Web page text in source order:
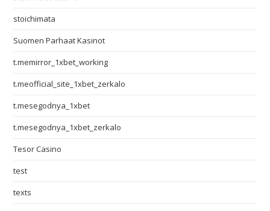
stoichimata
Suomen Parhaat Kasinot
t.memirror_1xbet_working
t.meofficial_site_1xbet_zerkalo
t.mesegodnya_1xbet
t.mesegodnya_1xbet_zerkalo
Tesor Casino
test
texts